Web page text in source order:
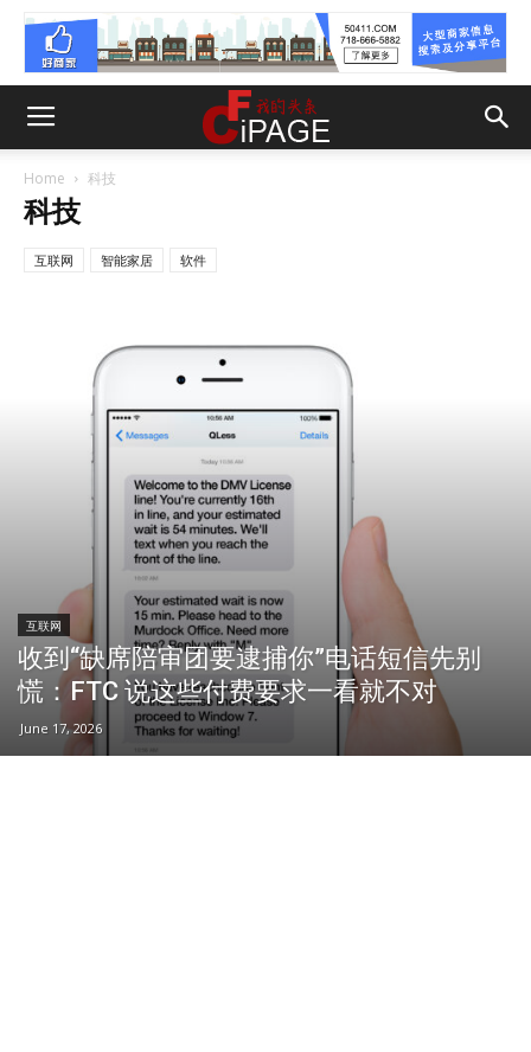
Home 科技
科技
互联网 智能家居 软件
互联网
收到“缺席陪审团要逮捕你”电话短信先别
慌：FTC 说这些付费要求一看就不对
June 17, 2026